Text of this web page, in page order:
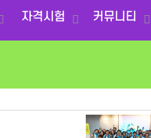
자격시험 커뮤니티